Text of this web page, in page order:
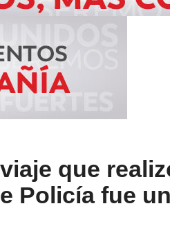
que
Policía fue